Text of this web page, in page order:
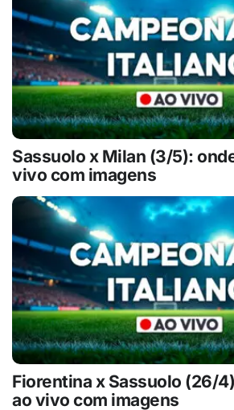
Sassuolo x Milan (3/5):
vivo com imagens
Fiorentina x Sassuolo (26/
ao vivo com imagens